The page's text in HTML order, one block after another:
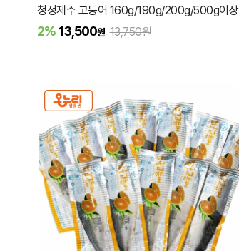
청정제주 고등어 160g/190g/200g/500g이상
2% 13,500원 13,750원